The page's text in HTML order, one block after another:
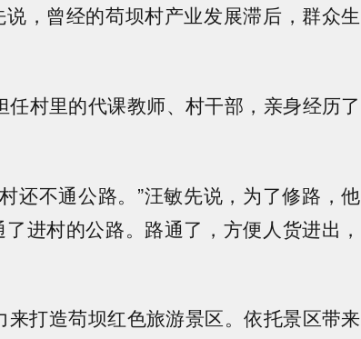
，曾经的苟坝村产业发展滞后，群众生
村里的代课教师、村干部，亲身经历了
还不通公路。”汪敏先说，为了修路，他
进村的公路。路通了，方便人货进出，
打造苟坝红色旅游景区。依托景区带来